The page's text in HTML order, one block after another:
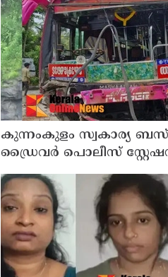
കുന്നംകുളം സ്വകാര്യ
ഡ്രൈവർ പൊലീസ്